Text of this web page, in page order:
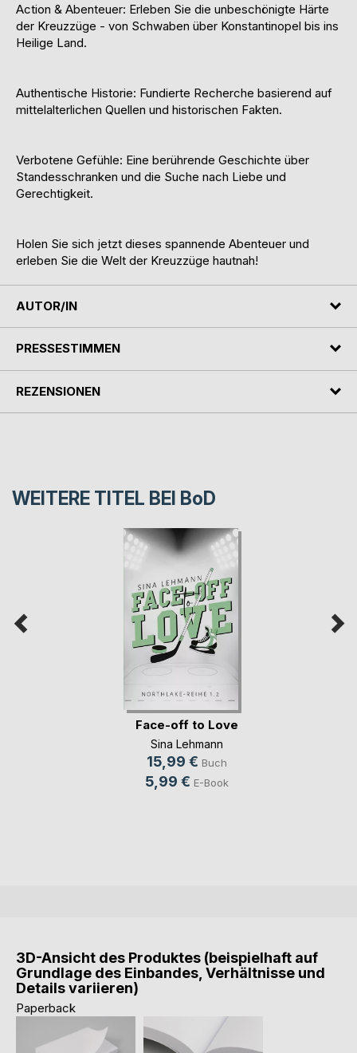
Action & Abenteuer: Erleben Sie die unbeschönigte Härte
der Kreuzzüge - von Schwaben über Konstantinopel bis ins
Heilige Land.
Authentische Historie: Fundierte Recherche basierend auf
mittelalterlichen Quellen und historischen Fakten.
Verbotene Gefühle: Eine berührende Geschichte über
Standesschranken und die Suche nach Liebe und
Gerechtigkeit.
Holen Sie sich jetzt dieses spannende Abenteuer und
erleben Sie die Welt der Kreuzzüge hautnah!
AUTOR/IN
PRESSESTIMMEN
REZENSIONEN
WEITERE TITEL BEI BoD
Face-off to Love
Sina Lehmann
15,99 € Buch
5,99 € E-Book
3D-Ansicht des Produktes (beispielhaft auf
Grundlage des Einbandes, Verhältnisse und
Details variieren)
Paperback